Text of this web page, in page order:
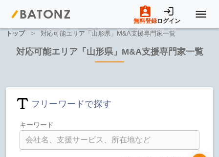
無料登録ログイン
売りたい方へ
買いたい方へ
トップ > 対応可能エリア「山形県」M&A支援専門家一覧
対応可能エリア「山形県」M&A支援専門家一覧
フリーワードで探す
キーワード